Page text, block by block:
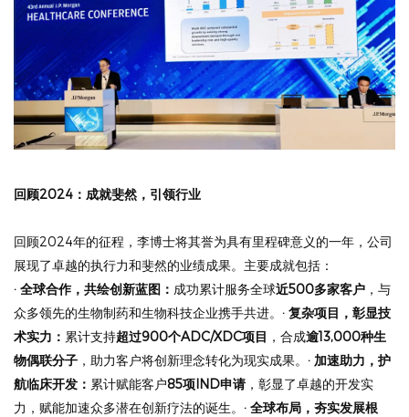
回顾2024：成就斐然，引领行业
回顾2024年的征程，李博士将其誉为具有里程碑意义的一年，公司
展现了卓越的执行力和斐然的业绩成果。主要成就包括：
· 全球合作，共绘创新蓝图： 成功累计服务全球近500多家客户 ，与
众多领先的生物制药和生物科技企业携手共进。 · 复杂项目，彰显技
术实力： 累计支持超过900个ADC/XDC项目 ，合成逾13,000种生
物偶联分子 ，助力客户将创新理念转化为现实成果。 · 加速助力，护
航临床开发： 累计赋能客户85项IND申请，彰显了卓越的开发实
力，赋能加速众多潜在创新疗法的诞生。 · 全球布局，夯实发展根